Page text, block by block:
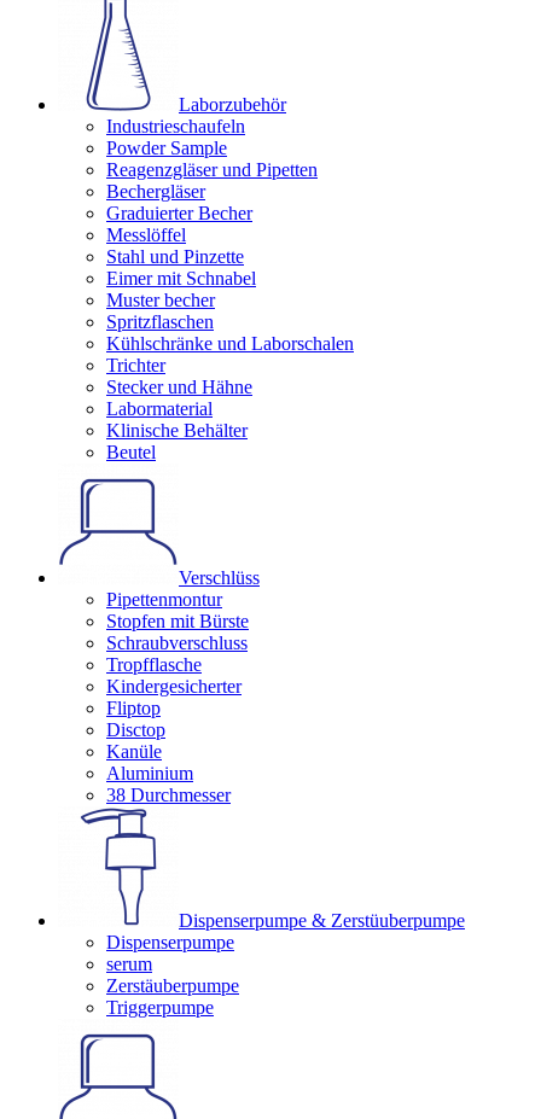
Laborzubehör
Industrieschaufeln
Powder Sample
Reagenzgläser und Pipetten
Bechergläser
Graduierter Becher
Messlöffel
Stahl und Pinzette
Eimer mit Schnabel
Muster becher
Spritzflaschen
Kühlschränke und Laborschalen
Trichter
Stecker und Hähne
Labormaterial
Klinische Behälter
Beutel
Verschlüss
Pipettenmontur
Stopfen mit Bürste
Schraubverschluss
Tropfflasche
Kindergesicherter
Fliptop
Disctop
Kanüle
Aluminium
38 Durchmesser
Dispenserpumpe & Zerstüuberpumpe
Dispenserpumpe
serum
Zerstäuberpumpe
Triggerpumpe